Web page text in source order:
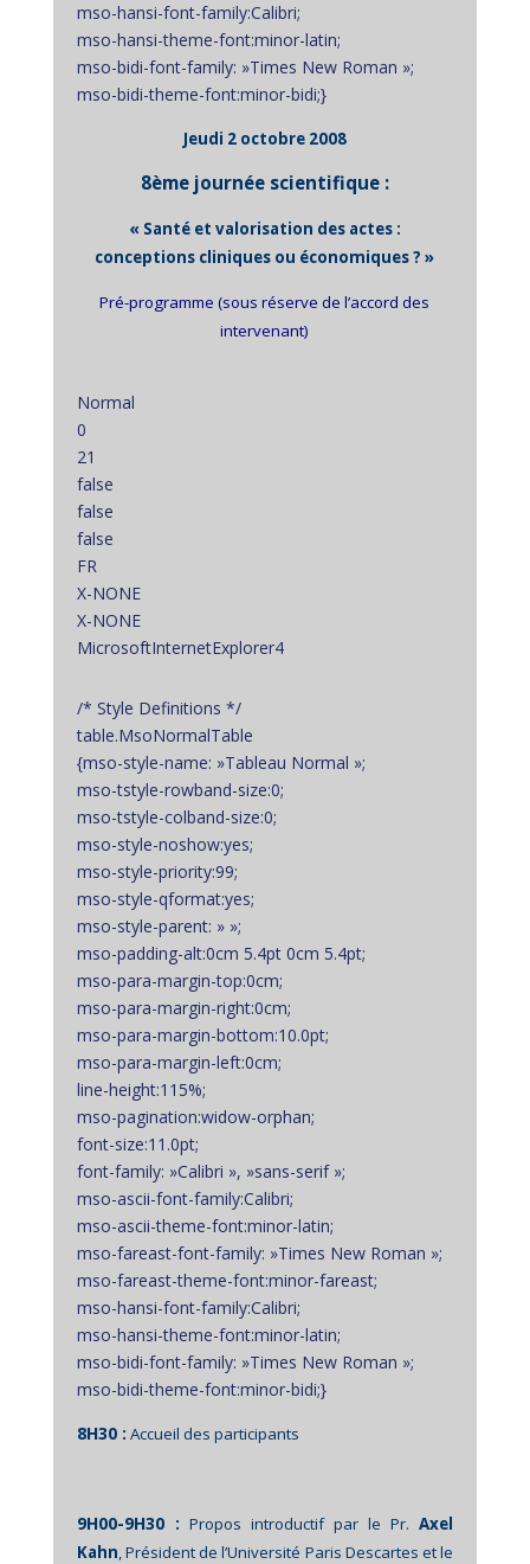
mso-hansi-font-family:Calibri;
mso-hansi-theme-font:minor-latin;
mso-bidi-font-family: »Times New Roman »;
mso-bidi-theme-font:minor-bidi;}
Jeudi 2 octobre 2008
8ème journée scientifique :
« Santé et valorisation des actes :
conceptions cliniques ou économiques ? »
Pré-programme (sous réserve de l’accord des
intervenant)
Normal
0
21
false
false
false
FR
X-NONE
X-NONE
MicrosoftInternetExplorer4
/* Style Definitions */
table.MsoNormalTable
{mso-style-name: »Tableau Normal »;
mso-tstyle-rowband-size:0;
mso-tstyle-colband-size:0;
mso-style-noshow:yes;
mso-style-priority:99;
mso-style-qformat:yes;
mso-style-parent: » »;
mso-padding-alt:0cm 5.4pt 0cm 5.4pt;
mso-para-margin-top:0cm;
mso-para-margin-right:0cm;
mso-para-margin-bottom:10.0pt;
mso-para-margin-left:0cm;
line-height:115%;
mso-pagination:widow-orphan;
font-size:11.0pt;
font-family: »Calibri », »sans-serif »;
mso-ascii-font-family:Calibri;
mso-ascii-theme-font:minor-latin;
mso-fareast-font-family: »Times New Roman »;
mso-fareast-theme-font:minor-fareast;
mso-hansi-font-family:Calibri;
mso-hansi-theme-font:minor-latin;
mso-bidi-font-family: »Times New Roman »;
mso-bidi-theme-font:minor-bidi;}
8H30 : Accueil des participants
9H00-9H30 : Propos introductif par le Pr.Axel
Kahn, Président de l’Université Paris Descartes et le